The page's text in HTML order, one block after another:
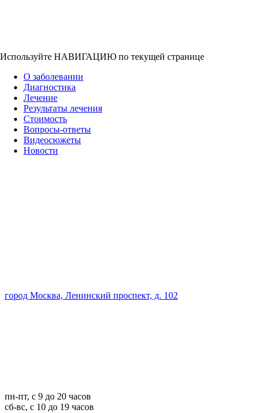
город Москва, Ленинский проспект, д. 102
пн-пт, с 9 до 20 часов
сб-вс, с 10 до 19 часов
Используйте НАВИГАЦИЮ по текущей странице
О заболевании
Диагностика
Лечение
Результаты лечения
Стоимость
Вопросы-ответы
Видеосюжеты
Новости